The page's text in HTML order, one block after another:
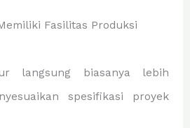
Fasilitas Produksi
langsung biasanya lebih
spesifikasi proyek